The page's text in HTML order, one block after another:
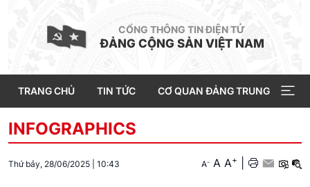
CỔNG THÔNG TIN ĐIỆN TỬ
ĐẢNG CỘNG SẢN VIỆT NAM
TRANG CHỦ TIN TỨC CƠ QUAN ĐẢNG TRUNG ƯƠNG
INFOGRAPHICS
Thứ bảy, 28/06/2025 10:43 A- A A+